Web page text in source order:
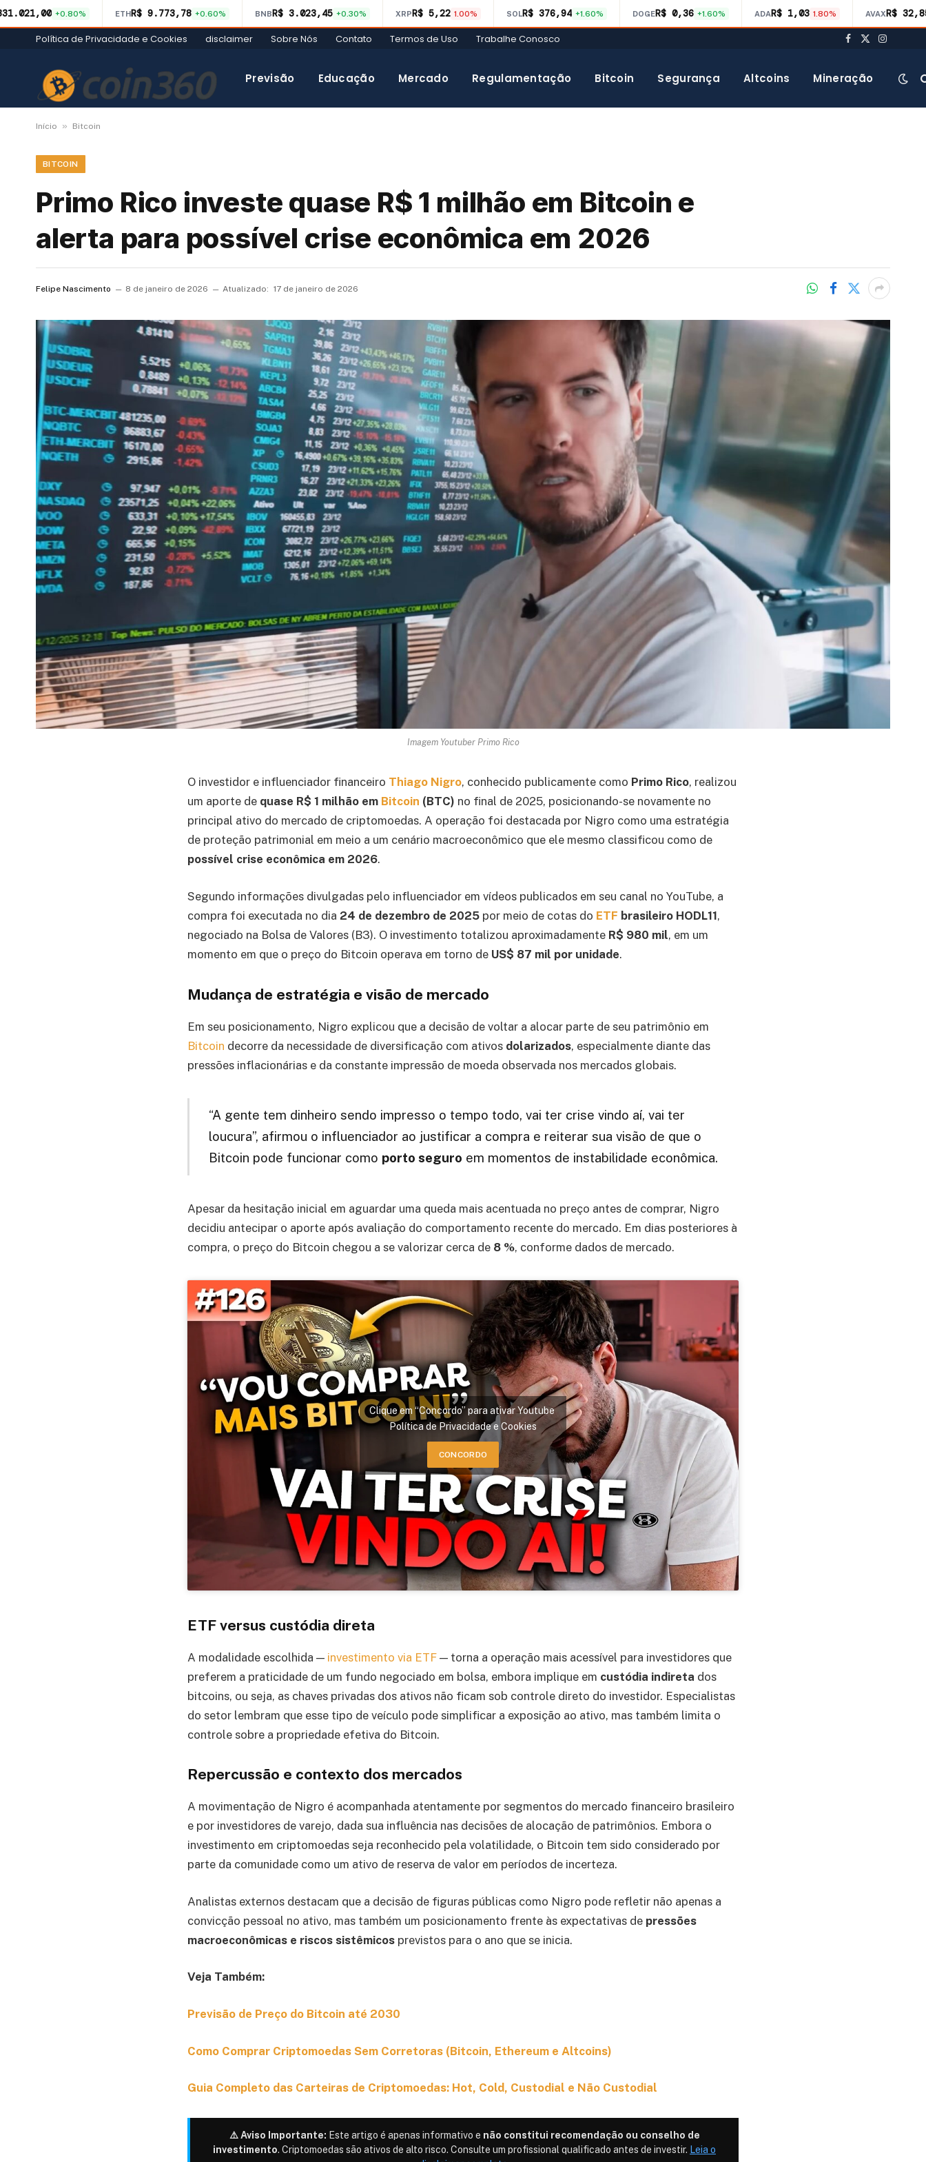
+0.80% ETHR$ 9.773,78 +0.60% BNBR$ 3.023,45 +0.30% XRPR$ 5,22 1.00% SOLR$ 376,94 +1.60% DOGER$ 0,36 +1.60% ADAR$ 1,03 1.80% AVAXR$
Política de Privacidade e Cookies disclaimer Sobre Nós Contato Termos de Uso Trabalhe Conosco Facebook
X
Previsão Educação Mercado Regulamentação Bitcoin Segurança Altcoins Mineração
Início » Bitcoin
BITCOIN
Primo Rico investe quase R$ 1 milhão em Bitcoin e
alerta para possível crise econômica em 2026
Felipe Nascimento 8 de janeiro de 2026 Atualizado: 17 de janeiro de 2026
Imagem Youtuber Primo Rico
O investidor e influenciador financeiro Thiago Nigro, conhecido publicamente como Primo Rico, realizou
um aporte de quase R$ 1 milhão em Bitcoin (BTC) no final de 2025, posicionando-se novamente no
principal ativo do mercado de criptomoedas. A operação foi destacada por Nigro como uma estratégia
de proteção patrimonial em meio a um cenário macroeconômico que ele mesmo classificou como de
possível crise econômica em 2026.
Segundo informações divulgadas pelo influenciador em vídeos publicados em seu canal no YouTube, a
compra foi executada no dia 24 de dezembro de 2025 por meio de cotas do ETF brasileiro HODL11,
negociado na Bolsa de Valores (B3). O investimento totalizou aproximadamente R$ 980 mil, em um
momento em que o preço do Bitcoin operava em torno de US$ 87 mil por unidade.
Mudança de estratégia e visão de mercado
Em seu posicionamento, Nigro explicou que a decisão de voltar a alocar parte de seu patrimônio em
Bitcoin decorre da necessidade de diversificação com ativos dolarizados, especialmente diante das
pressões inflacionárias e da constante impressão de moeda observada nos mercados globais.
“A gente tem dinheiro sendo impresso o tempo todo, vai ter crise vindo aí, vai ter
loucura”, afirmou o influenciador ao justificar a compra e reiterar sua visão de que o
Bitcoin pode funcionar como porto seguro em momentos de instabilidade econômica.
Apesar da hesitação inicial em aguardar uma queda mais acentuada no preço antes de comprar, Nigro
decidiu antecipar o aporte após avaliação do comportamento recente do mercado. Em dias posteriores à
compra, o preço do Bitcoin chegou a se valorizar cerca de 8 %, conforme dados de mercado.
Clique em “Concordo” para ativar Youtube
Política de Privacidade e Cookies
CONCORDO
ETF versus custódia direta
A modalidade escolhida — investimento via ETF — torna a operação mais acessível para investidores que
preferem a praticidade de um fundo negociado em bolsa, embora implique em custódia indireta dos
bitcoins, ou seja, as chaves privadas dos ativos não ficam sob controle direto do investidor. Especialistas
do setor lembram que esse tipo de veículo pode simplificar a exposição ao ativo, mas também limita o
controle sobre a propriedade efetiva do Bitcoin.
Repercussão e contexto dos mercados
A movimentação de Nigro é acompanhada atentamente por segmentos do mercado financeiro brasileiro
e por investidores de varejo, dada sua influência nas decisões de alocação de patrimônios. Embora o
investimento em criptomoedas seja reconhecido pela volatilidade, o Bitcoin tem sido considerado por
parte da comunidade como um ativo de reserva de valor em períodos de incerteza.
Analistas externos destacam que a decisão de figuras públicas como Nigro pode refletir não apenas a
convicção pessoal no ativo, mas também um posicionamento frente às expectativas de pressões
macroeconômicas e riscos sistêmicos previstos para o ano que se inicia.
Veja Também:
Previsão de Preço do Bitcoin até 2030
Como Comprar Criptomoedas Sem Corretoras (Bitcoin, Ethereum e Altcoins)
Guia Completo das Carteiras de Criptomoedas: Hot, Cold, Custodial e Não Custodial
⚠️ Aviso Importante: Este artigo é apenas informativo e não constitui recomendação ou conselho de
investimento. Criptomoedas são ativos de alto risco. Consulte um profissional qualificado antes de investir. Leia o